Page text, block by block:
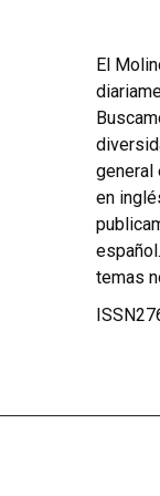
El
general
en
temas